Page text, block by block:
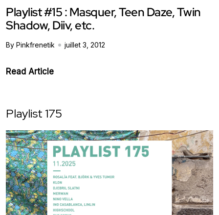
Playlist #15 : Masquer, Teen Daze, Twin
Shadow, Diiv, etc.
By Pinkfrenetik juillet 3, 2012
Read Article
Playlist 175